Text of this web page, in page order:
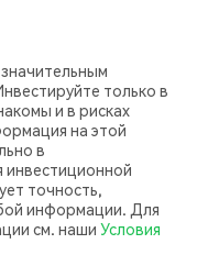
только в
и в рисках
на этой
в
инвестиционной
точность,
информации. Для
см. наши Условия